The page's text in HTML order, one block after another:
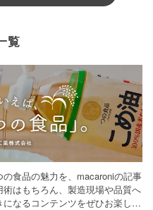
覧
食品の魅力を、macaroniの記事
はもちろん、製造現場や品質へ
なるコンテンツをぜひお楽しみ